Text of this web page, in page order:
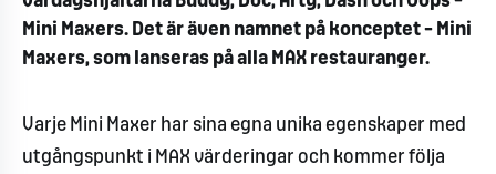
Mini Maxers. Det är även namnet på konceptet – Mini
Maxers, som lanseras på alla MAX restauranger.
Varje Mini Maxer har sina egna unika egenskaper med
utgångspunkt i MAX värderingar och kommer följa